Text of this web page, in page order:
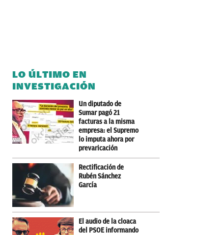
LO ÚLTIMO EN
INVESTIGACIÓN
Un diputado de
Sumar pagó 21
facturas a la misma
empresa: el Supremo
lo imputa ahora por
prevaricación
Rectificación de
Rubén Sánchez
García
El audio de la cloaca
del PSOE informando